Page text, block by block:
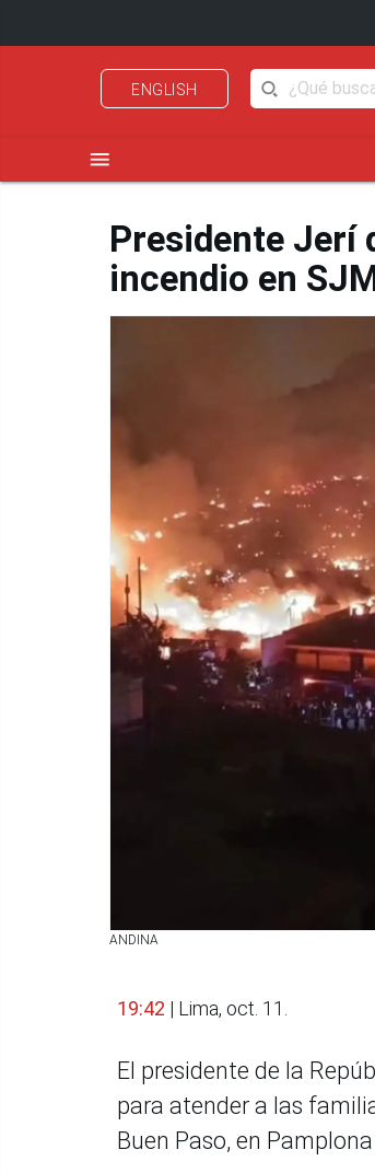
ENGLISH
menu
Presidente Jerí
incendio en
ANDINA
19:42 | Lima, oct. 11.
El presidente de la
para atender a las
Buen Paso, en